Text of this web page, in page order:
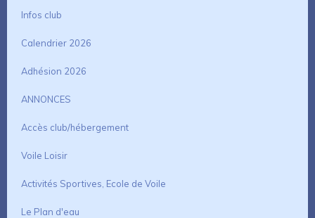
Infos club
Calendrier 2026
Adhésion 2026
ANNONCES
Accès club/hébergement
Voile Loisir
Activités Sportives, Ecole de Voile
Le Plan d'eau